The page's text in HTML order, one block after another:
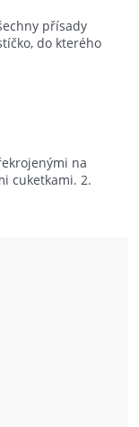
přísady
do kterého
na
cuketkami. 2.